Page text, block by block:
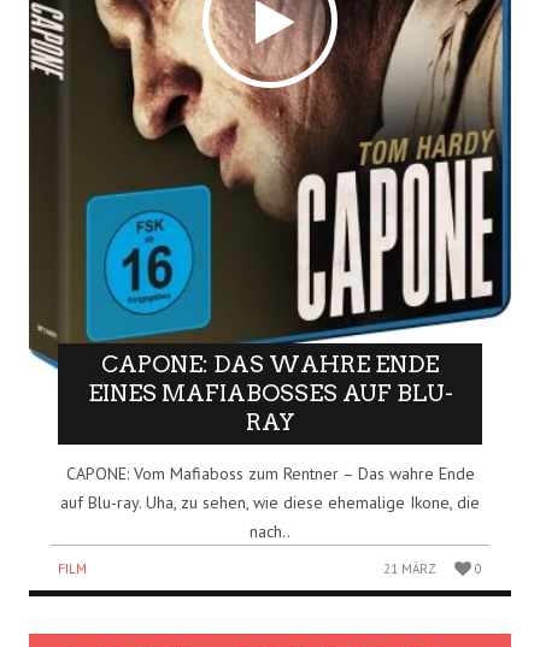
CAPONE: DAS WAHRE ENDE
EINES MAFIABOSSES AUF BLU-
RAY
CAPONE: Vom Mafiaboss zum Rentner – Das wahre Ende
auf Blu-ray. Uha, zu sehen, wie diese ehemalige Ikone, die
nach..
FILM 21 MÄRZ 0